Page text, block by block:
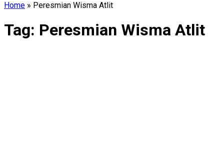
Home » Peresmian Wisma Atlit
Tag: Peresmian Wisma Atlit